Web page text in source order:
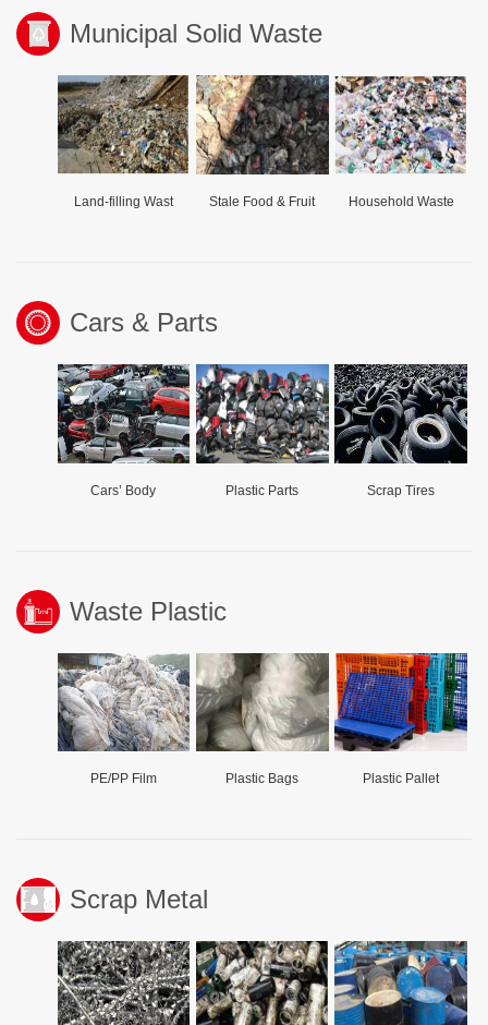
Municipal Solid Waste
Land-filling Wast Stale Food & Fruit Household Waste
Cars & Parts
Cars’ Body Plastic Parts Scrap Tires
Waste Plastic
PE/PP Film Plastic Bags Plastic Pallet
Scrap Metal